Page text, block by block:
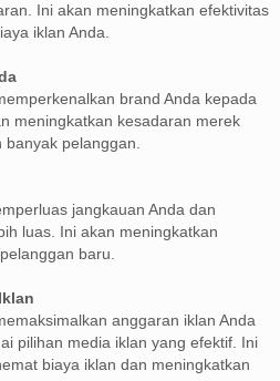
Ini akan meningkatkan efektivitas
iklan Anda.
brand Anda kepada
meningkatkan kesadaran merek
banyak pelanggan.
jangkauan Anda dan
luas. Ini akan meningkatkan
baru.
anggaran iklan Anda
pilihan media iklan yang efektif. Ini
biaya iklan dan meningkatkan